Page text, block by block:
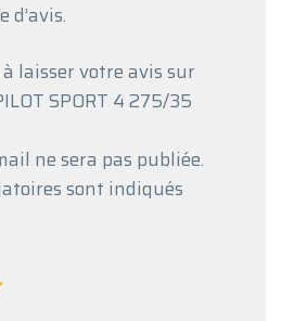
d’avis.
laisser votre avis sur
SPORT 4 275/35
ne sera pas publiée.
sont indiqués